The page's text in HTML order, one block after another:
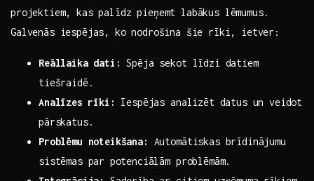
projektiem, kas palīdz pieņemt labākus lēmumus.
Galvenās iespējas, ko⁢ nodrošina šie rīki, ietver:
Reāllaika‌ dati: Spēja‌ sekot līdzi datiem
tiešraidē.
Analīzes⁣ rīki:
Iespējas analizēt datus un veidot
pārskatus.
Problēmu noteikšana:
Automātiskas brīdinājumu
sistēmas par ⁣potenciālām problēmām.